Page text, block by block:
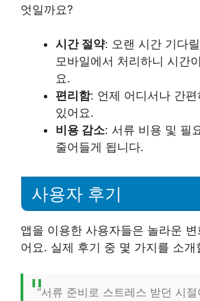
엇일까요?
시간 절약: 오랜 시간 기다
모바일에서 처리하니 시간
요.
편리함: 언제 어디서나 간
있어요.
비용 감소: 서류 비용 및 필
줄어들게 됩니다.
사용자 후기
앱을 이용한 사용자들은 놀라운
어요. 실제 후기 중 몇 가지를 소개
“서류 준비로 스트레스 받던 시